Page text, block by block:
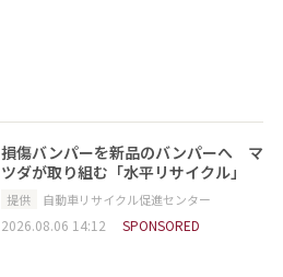
損傷バンパーを新品のバンパーへ マ
ツダが取り組む「水平リサイクル」
提供 自動車リサイクル促進センター
2026.08.06 14:12 SPONSORED